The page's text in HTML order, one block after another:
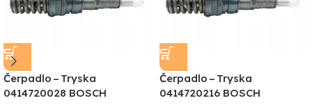
Čerpadlo – Tryska
0414720028 BOSCH
Čerpadlo – Tryska
0414720216 BOSCH